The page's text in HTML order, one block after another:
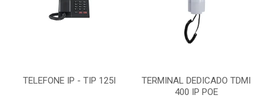
TELEFONE IP - TIP 125I
TERMINAL DEDICADO TDMI
400 IP POE